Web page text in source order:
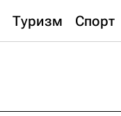
Туризм Спорт